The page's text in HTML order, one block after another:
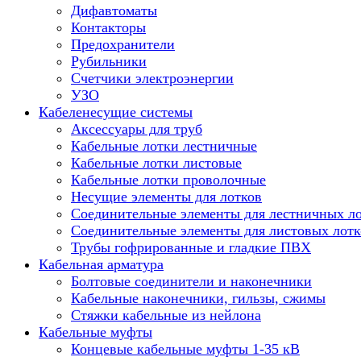
Дифавтоматы
Контакторы
Предохранители
Рубильники
Счетчики электроэнергии
УЗО
Кабеленесущие системы
Аксессуары для труб
Кабельные лотки лестничные
Кабельные лотки листовые
Кабельные лотки проволочные
Несущие элементы для лотков
Соединительные элементы для лестничных
Соединительные элементы для листовых
Трубы гофрированные и гладкие ПВХ
Кабельная арматура
Болтовые соединители и наконечники
Кабельные наконечники, гильзы, сжимы
Стяжки кабельные из нейлона
Кабельные муфты
Концевые кабельные муфты 1-35 кВ